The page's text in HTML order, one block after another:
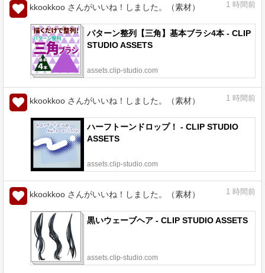
kkookkoo さんがいいね！しました。（素材） 1 時間前
パターン整列【三角】基本ブラシ4本 - CLIP
STUDIO ASSETS
assets.clip-studio.com
kkookkoo さんがいいね！しました。（素材） 1 時間前
ハーフトーンドロップ！ - CLIP STUDIO
ASSETS
assets.clip-studio.com
kkookkoo さんがいいね！しました。（素材） 1 時間前
黒いウェーブヘア - CLIP STUDIO ASSETS
assets.clip-studio.com